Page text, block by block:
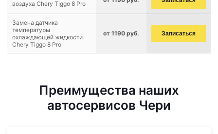
воздуха Chery Tiggo 8 Pro
Замена датчика
температуры
охлаждающей жидкости
Chery Tiggo 8 Pro
от 1190 руб. Записаться
Преимущества наших
автосервисов Чери